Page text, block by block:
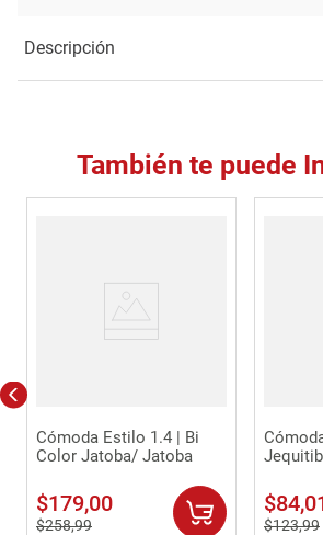
Descripción
También te puede
Cómoda Estilo 1.4 | Bi
Color Jatoba/ Jatoba
$179,00
$258,99
$84,
$123,99